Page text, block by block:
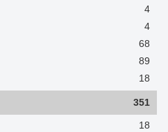
4
4
68
89
18
351
18